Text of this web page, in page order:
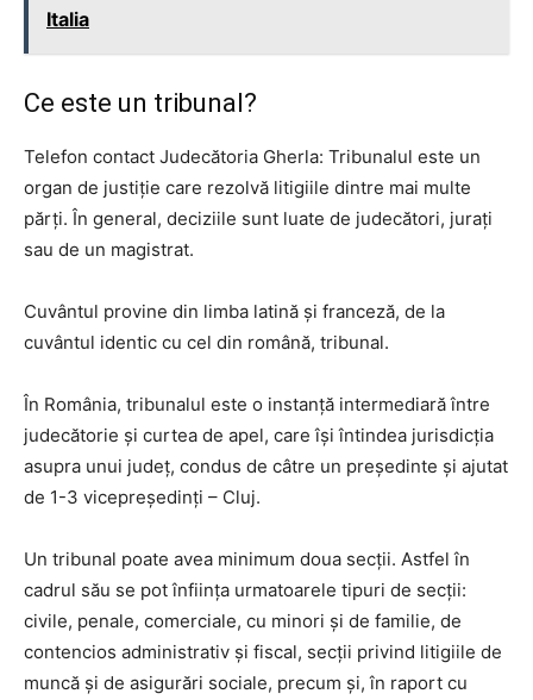
Italia
Ce este un tribunal?
Telefon contact Judecătoria Gherla: Tribunalul este un
organ de justiție care rezolvă litigiile dintre mai multe
părți. În general, deciziile sunt luate de judecători, jurați
sau de un magistrat.
Cuvântul provine din limba latină și franceză, de la
cuvântul identic cu cel din română, tribunal.
În România, tribunalul este o instanță intermediară între
judecătorie și curtea de apel, care își întindea jurisdicția
asupra unui județ, condus de câtre un președinte și ajutat
de 1-3 vicepreședinți – Cluj.
Un tribunal poate avea minimum doua secții. Astfel în
cadrul său se pot înființa urmatoarele tipuri de secții:
civile, penale, comerciale, cu minori și de familie, de
contencios administrativ și fiscal, secții privind litigiile de
muncă și de asigurări sociale, precum și, în raport cu